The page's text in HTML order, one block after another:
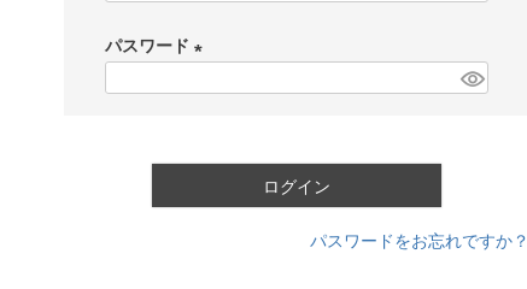
パスワード
ログイン
パスワードをお忘れですか？